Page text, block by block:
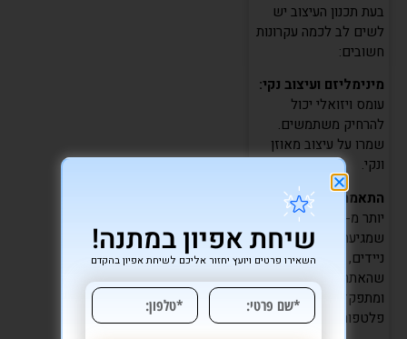
בעת תכנון העיצוב יש
לשים לב לכמה עקרונות
חשובים:
מינימליזם ועיצוב נקי:
עומס ויזואלי יכול
להרחיק משתמשים.
שמרו על עיצוב מאוזן
ונקי.
התאמה למובייל:עם
יותר מ-50% מהתנועה
שמגיעה דרך מכשירים
ניידים, חובה לוודא
שהאתר רספונסיבי
ומתפקד מצוין בכל
פלטפורמה.
שיחת אפיון במתנה!
השאירו פרטים ויועץ יחזור אליכם לשיחת אפיון בהקדם